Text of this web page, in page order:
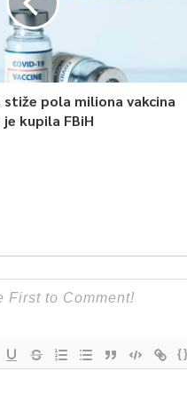
stiže pola miliona vakcina
je kupila FBiH
{}